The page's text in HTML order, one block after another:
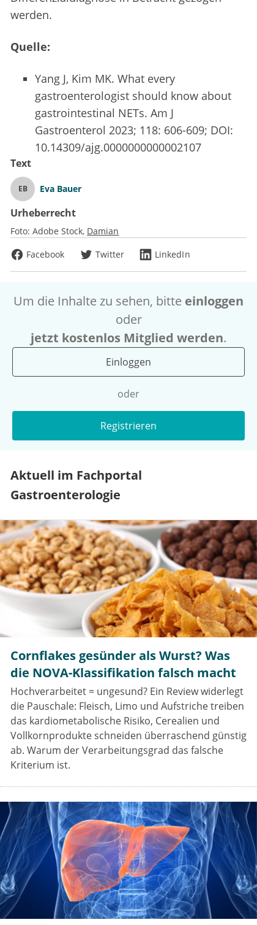
werden.
Quelle:
Yang J, Kim MK. What every
gastroenterologist should know about
gastrointestinal NETs. Am J
Gastroenterol 2023; 118: 606-609; DOI:
10.14309/ajg.0000000000002107
Text
EB Eva Bauer
Urheberrecht
Foto: Adobe Stock Damian
Facebook
Twitter LinkedIn
Um die Inhalte zu sehen, bitte einloggen
oder
jetzt kostenlos Mitglied werden.
Einloggen
oder
Registrieren
Aktuell im Fachportal
Gastroenterologie
Cornflakes gesünder als Wurst? Was
die NOVA-Klassifikation falsch macht
Hochverarbeitet = ungesund? Ein Review widerlegt
die Pauschale: Fleisch, Limo und Aufstriche treiben
das kardiometabolische Risiko, Cerealien und
Vollkornprodukte schneiden überraschend günstig
ab. Warum der Verarbeitungsgrad das falsche
Kriterium ist.